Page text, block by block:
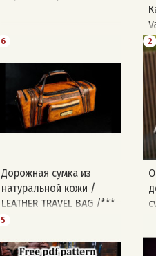
6
Дорожная сумка из
натуральной кожи /
LEATHER TRAVEL BAG /***
Два размера ***/
2
5